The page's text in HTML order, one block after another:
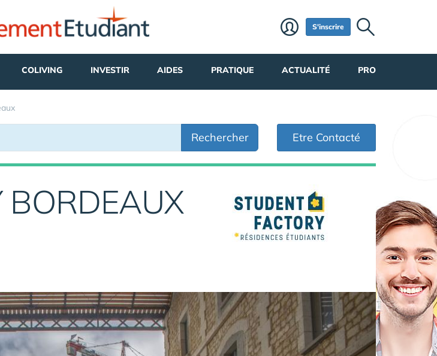
S'inscrire
COLIVING INVESTIR AIDES PRATIQUE ACTUALITÉ PRO
Rechercher Etre Contacté
BORDEAUX